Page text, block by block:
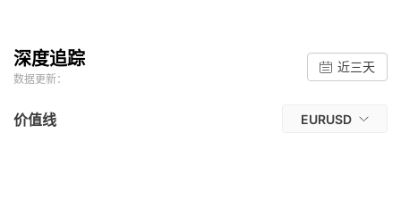
深度追踪
数据更新：
近三天
价值线 EURUSD